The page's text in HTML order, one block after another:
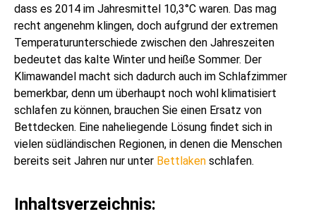
dass es 2014 im Jahresmittel 10,3°C waren. Das mag
recht angenehm klingen, doch aufgrund der extremen
Temperaturunterschiede zwischen den Jahreszeiten
bedeutet das kalte Winter und heiße Sommer. Der
Klimawandel macht sich dadurch auch im Schlafzimmer
bemerkbar, denn um überhaupt noch wohl klimatisiert
schlafen zu können, brauchen Sie einen Ersatz von
Bettdecken. Eine naheliegende Lösung findet sich in
vielen südländischen Regionen, in denen die Menschen
bereits seit Jahren nur unter Bettlaken schlafen.
Inhaltsverzeichnis: